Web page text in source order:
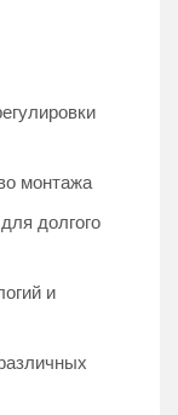
монтажа
долгого
и